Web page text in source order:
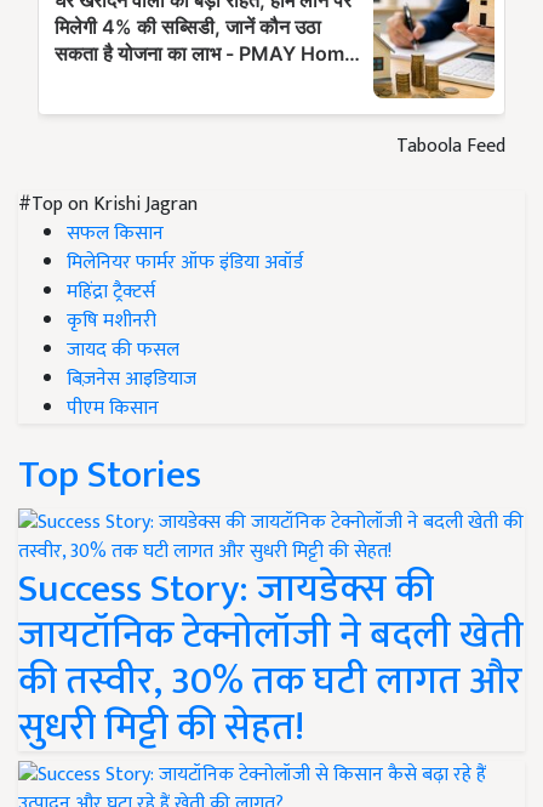
Taboola Feed
#Top on Krishi Jagran
सफल किसान
मिलेनियर फार्मर ऑफ इंडिया अवॉर्ड
महिंद्रा ट्रैक्टर्स
कृषि मशीनरी
जायद की फसल
बिज़नेस आइडियाज
पीएम किसान
Top Stories
Success Story: जायडेक्स की
जायटॉनिक टेक्नोलॉजी ने बदली खेती
की तस्वीर, 30% तक घटी लागत और
सुधरी मिट्टी की सेहत!